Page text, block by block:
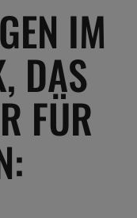
IM
DAS
FÜR